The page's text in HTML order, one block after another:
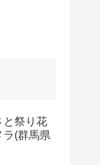
と祭り花
ラ(群馬県